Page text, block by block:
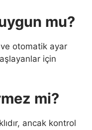
mu?
ve otomatik ayar
için
mi?
ancak kontrol